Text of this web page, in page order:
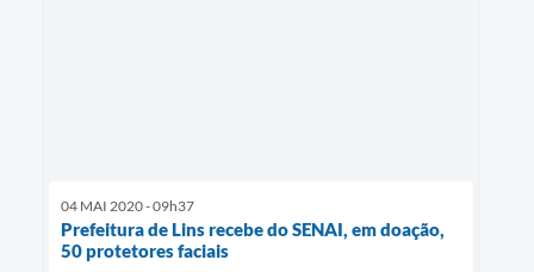
04 MAI 2020 - 09h37
Prefeitura de Lins recebe do SENAI, em doação,
50 protetores faciais